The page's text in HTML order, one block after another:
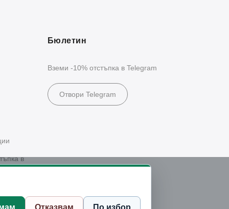
в
Бюлетин
Вземи -10% отстъпка в Telegram
Отвори Telegram
Отказвам По избор